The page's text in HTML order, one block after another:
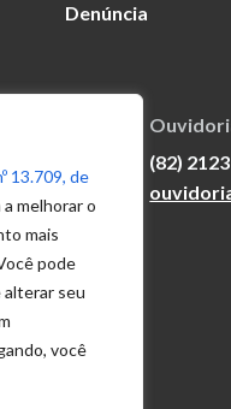
13.709, de
melhorar o
mais
pode
seu
você
Denúncia
(82)